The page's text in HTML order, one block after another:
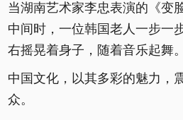
当湖南艺术家李忠表演的《变
中间时，一位韩国老人一步一
右摇晃着身子，随着音乐起舞。
中国文化，以其多彩的魅力，
众。